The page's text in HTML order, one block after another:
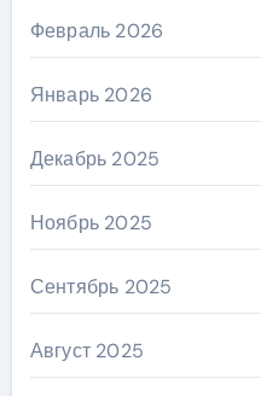
Февраль 2026
Январь 2026
Декабрь 2025
Ноябрь 2025
Сентябрь 2025
Август 2025